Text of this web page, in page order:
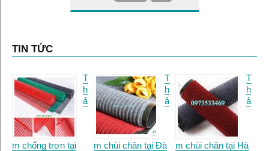
TIN TỨC
T
h
ả
m chống trơn tại
T
h
ả
m chùi chân tại Đà
T
h
ả
m chùi chân tại Hà